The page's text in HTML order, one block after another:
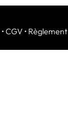
• CGV • Règlement